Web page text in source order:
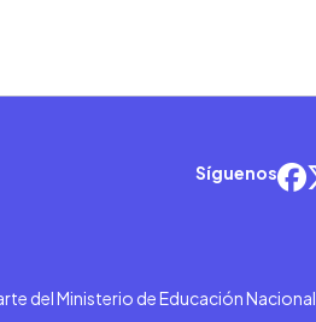
Síguenos
del Ministerio de Educación Nacional.